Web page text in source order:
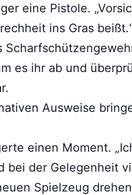
eine Pistole.
ins Gras
es ihr ab und
Ausweise
einen Moment.
bei der Gelegenheit
Spielzeug